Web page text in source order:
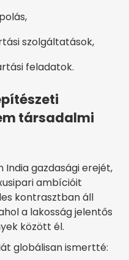
szolgáltatások,
feladatok.
társadalmi
gazdasági erejét,
ambícióit
kontrasztban áll
a lakosság jelentős
között él.
globálisan ismertté: